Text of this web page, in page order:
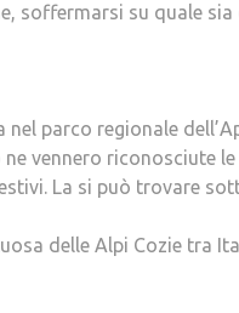
soffermarsi su quale
parco regionale
vennero riconosciute
La si può trovare
delle Alpi Cozie tra